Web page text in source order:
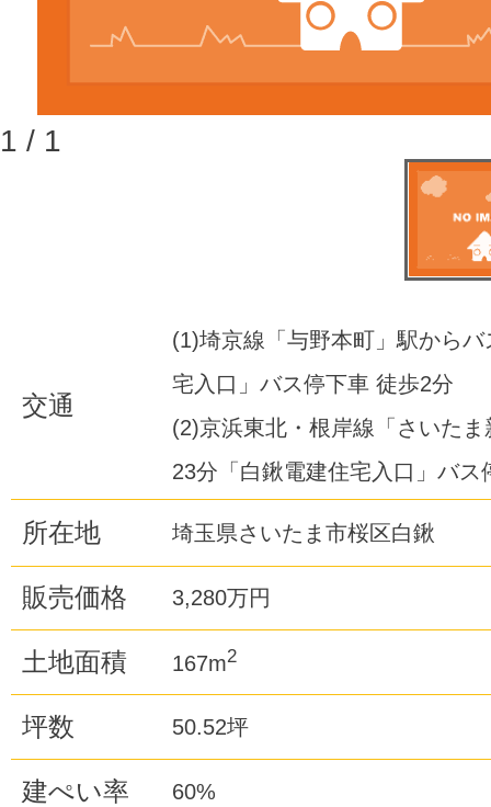
1 / 1
交通
(1)埼京線「与野本町」駅から
宅入口」バス停下車 徒歩2分
(2)京浜東北・根岸線「さいた
23分「白鍬電建住宅入口」バス
所在地 埼玉県さいたま市桜区白鍬
販売価格 3,280万円
土地面積 167m2
坪数 50.52坪
建ぺい率 60%